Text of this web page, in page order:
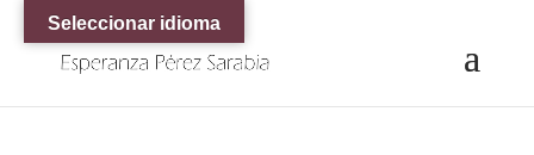
Seleccionar idioma